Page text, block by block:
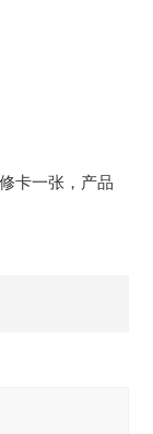
卡一张，产品